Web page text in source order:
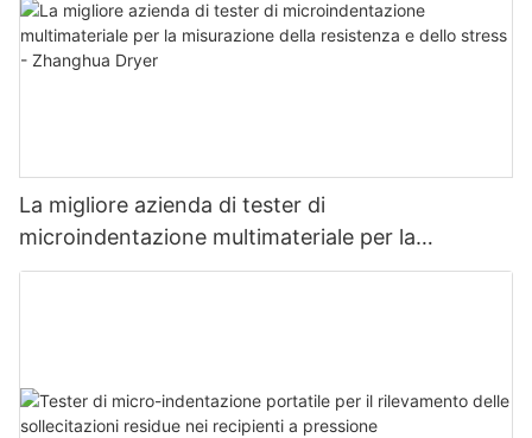
La migliore azienda di tester di
microindentazione multimateriale per la
misurazione della resistenza e dello stress -